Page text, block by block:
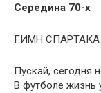
Середина 70-х
ГИМН СПАРТАКА
Пускай, сегодня
В футболе жизнь